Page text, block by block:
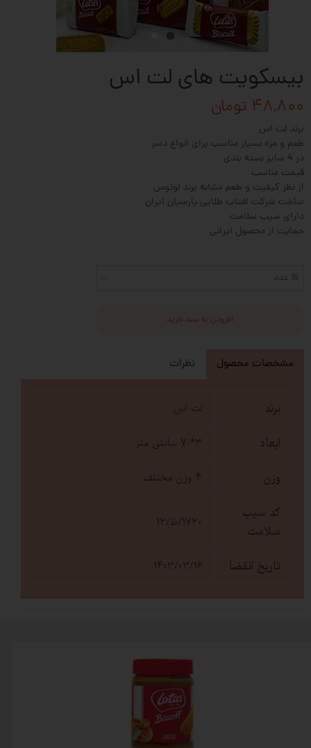
بیسکویت های لت اس
۴۸,۸۰۰ تومان
برند لت اس
طعم و مزه بسیار مناسب برای انواع دسر
در 4 سایز بسته بندی
قیمت مناسب
از نظر کیفیت و طعم مشابه برند لوتوس
ساخت شرکت افتاب طلایی پارسیان ایران
دارای سیب سلامت
حمایت از محصول ایرانی
16 عدد
افزودن به سبد خرید
مشخصات محصول نظرات
برند لت اس
ابعاد 3*-7 سانتی متر
وزن 4 وزن مختلف
کد سیب
سلامت
1720/ظ/12
تاریخ انقضا 1403/03/16